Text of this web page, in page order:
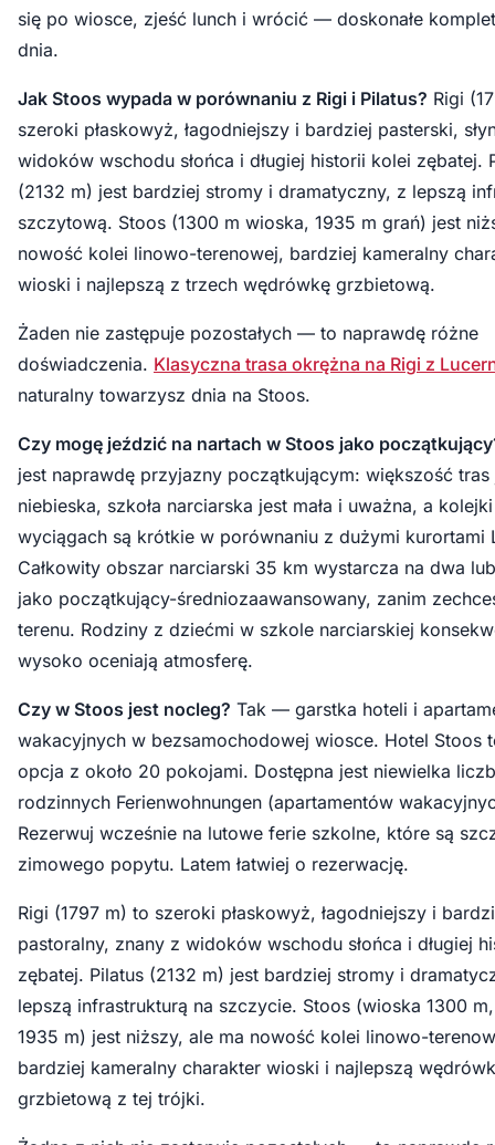
się po wiosce, zjeść lunch i wrócić — doskonałe
dnia.
Jak Stoos wypada w porównaniu z Rigi i Pilatus? Rigi
szeroki płaskowyż, łagodniejszy i bardziej pasterski,
widoków wschodu słońca i długiej historii kolei zębatej.
(2132 m) jest bardziej stromy i dramatyczny, z lepszą
szczytową. Stoos (1300 m wioska, 1935 m grań) jest
nowość kolei linowo-terenowej, bardziej kameralny
wioski i najlepszą z trzech wędrówkę grzbietową.
Żaden nie zastępuje pozostałych — to naprawdę różne
doświadczenia. Klasyczna trasa okrężna na Rigi z
naturalny towarzysz dnia na Stoos.
Czy mogę jeździć na nartach w Stoos jako
jest naprawdę przyjazny początkującym: większość tras
niebieska, szkoła narciarska jest mała i uważna, a
wyciągach są krótkie w porównaniu z dużymi kurortami
Całkowity obszar narciarski 35 km wystarcza na dwa
jako początkujący-średniozaawansowany, zanim
terenu. Rodziny z dziećmi w szkole narciarskiej
wysoko oceniają atmosferę.
Czy w Stoos jest nocleg? Tak — garstka hoteli i
wakacyjnych w bezsamochodowej wiosce. Hotel Stoos
opcja z około 20 pokojami. Dostępna jest niewielka
rodzinnych Ferienwohnungen (apartamentów
Rezerwuj wcześnie na lutowe ferie szkolne, które są
zimowego popytu. Latem łatwiej o rezerwację.
Rigi (1797 m) to szeroki płaskowyż, łagodniejszy i
pastoralny, znany z widoków wschodu słońca i długiej
zębatej. Pilatus (2132 m) jest bardziej stromy i
lepszą infrastrukturą na szczycie. Stoos (wioska 1300
1935 m) jest niższy, ale ma nowość kolei linowo-
bardziej kameralny charakter wioski i najlepszą
grzbietową z tej trójki.